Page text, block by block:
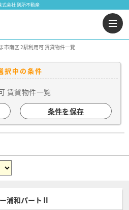
式会社 別所不動産
市南区 2駅利用可 賃貸物件一覧
択中の条件
賃貸物件一覧
条件を保存
浦和パートⅡ